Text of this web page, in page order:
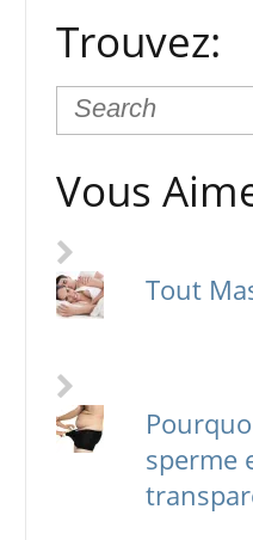
Trouvez:
Vous
Tout
sperme